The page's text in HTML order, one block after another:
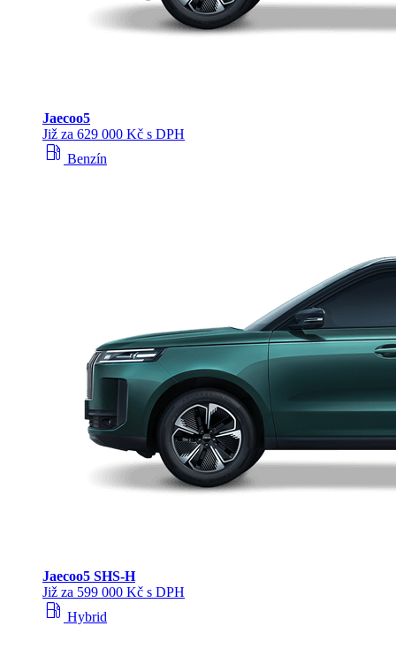
Jaecoo5
Již za 629 000 Kč s DPH
local_gas_station Benzín
Jaecoo5 SHS-H
Již za 599 000 Kč s DPH
local_gas_station Hybrid